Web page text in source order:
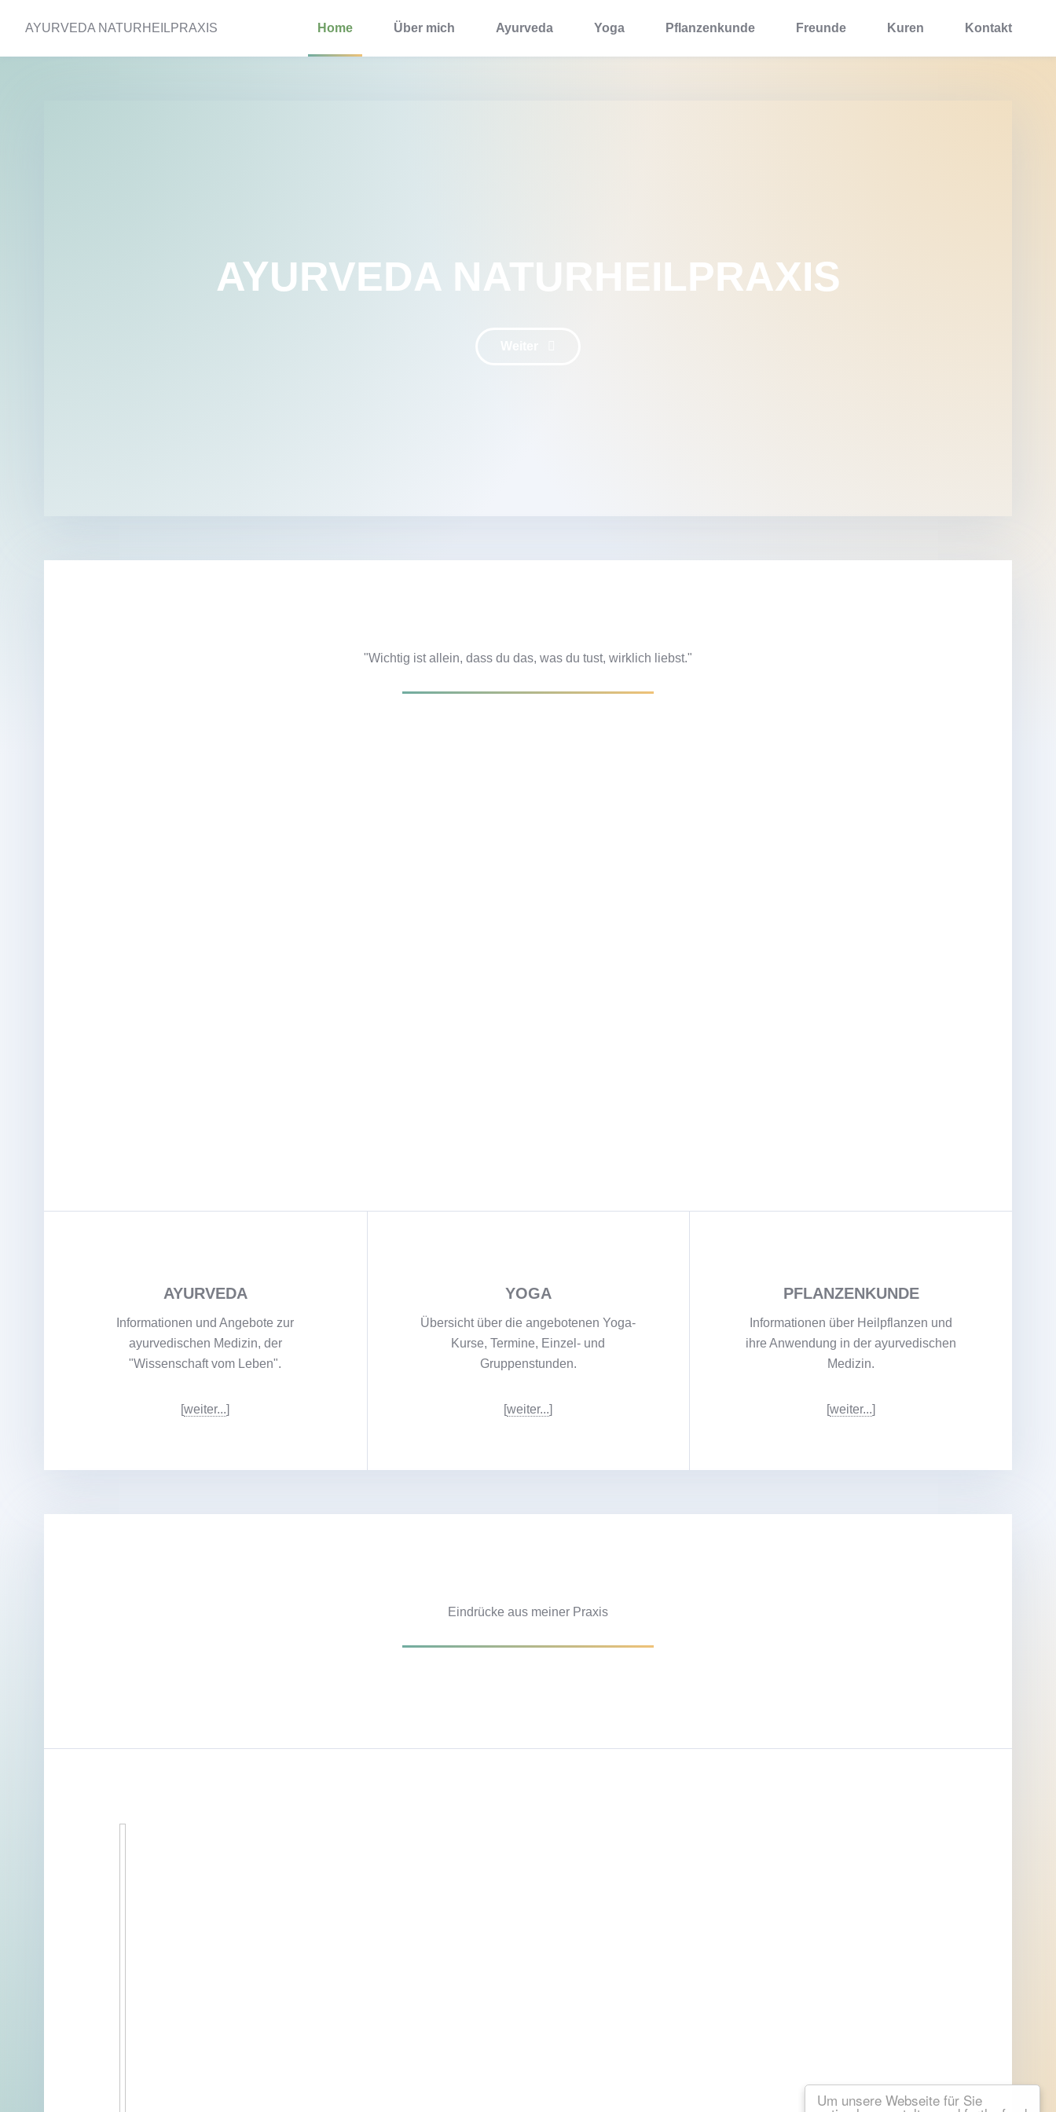
Um unsere Webseite für Sie
AYURVEDA NATURHEILPRAXIS Home Über mich Ayurveda Yoga Pflanzenkunde Freunde Kuren Kontakt
AYURVEDA NATURHEILPRAXIS
"Wichtig ist allein, dass du das, was du tust, wirklich liebst."
AYURVEDA
Informationen und Angebote zur
ayurvedischen Medizin, der
"Wissenschaft vom Leben".
[weiter...]
YOGA
Übersicht über die angebotenen Yoga-
Kurse, Termine, Einzel- und
Gruppenstunden.
[weiter...]
PFLANZENKUNDE
Informationen über Heilpflanzen und
ihre Anwendung in der ayurvedischen
Medizin.
[weiter...]
Eindrücke aus meiner Praxis